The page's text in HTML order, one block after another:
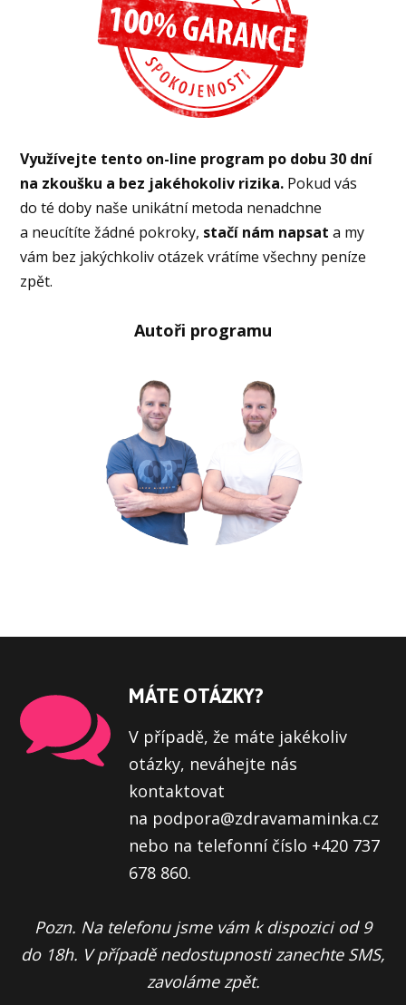
Využívejte tento on-line program po dobu 30 dní
na zkoušku a bez jakéhokoliv rizika. Pokud vás
do té doby naše unikátní metoda nenadchne
a neucítíte žádné pokroky, stačí nám napsat a my
vám bez jakýchkoliv otázek vrátíme všechny peníze
zpět.
Autoři programu
MÁTE OTÁZKY?
V případě, že máte jakékoliv
otázky, neváhejte nás
kontaktovat
na podpora@zdravamaminka.cz
nebo na telefonní číslo +420 737
678 860.
Pozn. Na telefonu jsme vám k dispozici od 9
do 18h. V případě nedostupnosti zanechte SMS,
zavoláme zpět.